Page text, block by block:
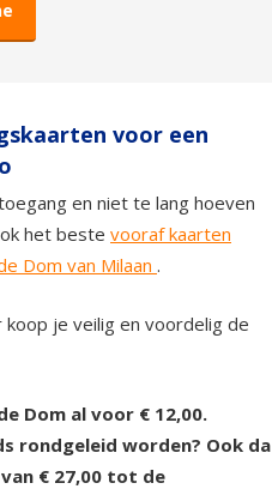
voor een
en niet te lang hoeven
het beste vooraf kaarten
Dom van Milaan .
je veilig en voordelig de
Dom al voor € 12,00.
rondgeleid worden? Ook
€ 27,00 tot de